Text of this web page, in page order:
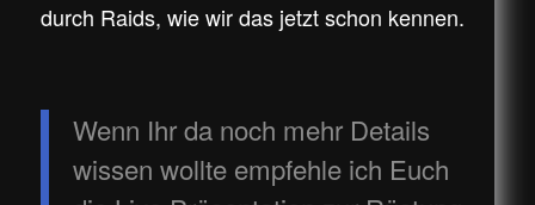
durch Raids, wie wir das jetzt schon kennen.
Wenn Ihr da noch mehr Details
wissen wollte empfehle ich Euch